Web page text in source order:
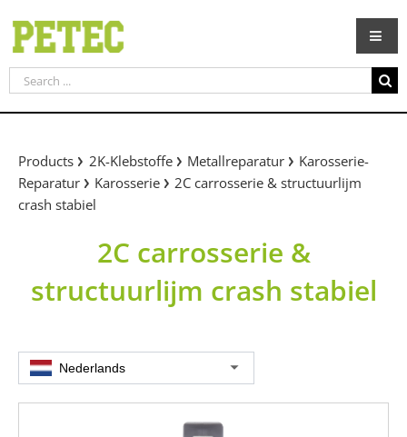
content
Search
for:
Products 2K-Klebstoffe Metallreparatur
Karosserie-
Reparatur
Karosserie
2C carrosserie & structuurlijm
crash stabiel
2C carrosserie &
structuurlijm crash stabiel
Nederlands